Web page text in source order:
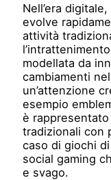
Nell’era
evolve
attività
modellata da
cambiamenti
un’attenzione
esempio
è rappresentato
tradizionali con
caso di giochi
social gaming
e svago.